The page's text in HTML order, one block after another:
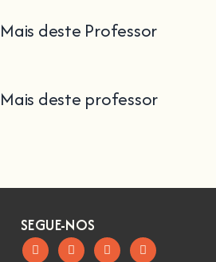
Mais deste Professor
Mais deste professor
SEGUE-NOS